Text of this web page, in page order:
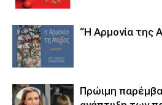
“Η Αρμονία της
Πρώιμη